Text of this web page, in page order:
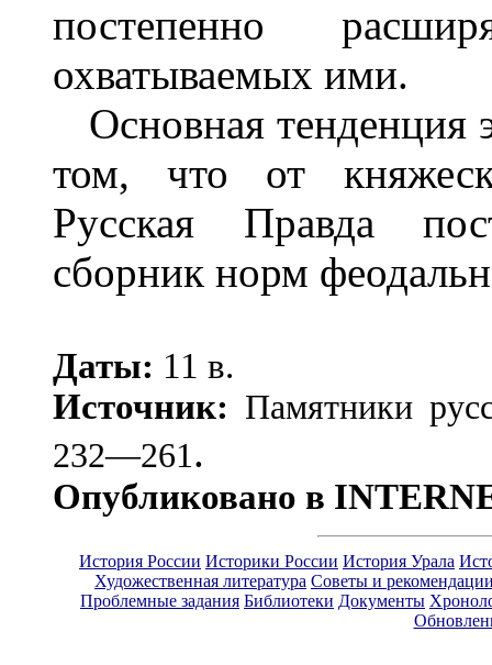
постепенно
охватываемых ими.
Основная тенденция
том, что от
Русская Правда
сборник норм
Даты: 11 в.
Источник: Памятники
232—261.
Опубликовано в
История России Историки России История Урала
Художественная литература Советы и
Проблемные задания Библиотеки Документы